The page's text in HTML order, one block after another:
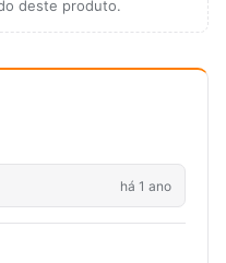
deste produto.
há 1 ano